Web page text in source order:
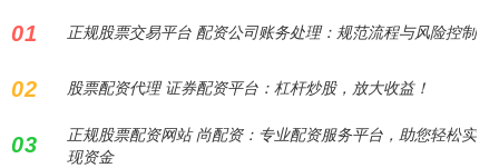
01 正规股票交易平台 配资公司账务处理：规范流程与风险控制
02 股票配资代理 证券配资平台：杠杆炒股，放大收益！
03
正规股票配资网站 尚配资：专业配资服务平台，助您轻松实
现资金